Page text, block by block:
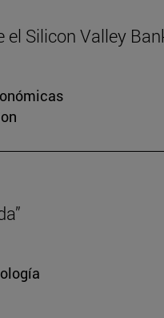
el Silicon Valley